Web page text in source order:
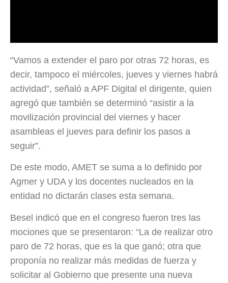
“Vamos a extender el paro por otras 72 horas, es
decir, tampoco el miércoles, jueves y viernes habrá
actividad”, señaló a APF Digital el dirigente, quien
agregó que también se determinó “asistir a la
movilización provincial del viernes y hacer
asambleas el jueves para definir los pasos a
seguir”.
De este modo, AMET se suma a lo definido por
Agmer y UDA y los docentes nucleados en la
entidad no dictarán clases esta semana.
Besel indicó que en el congreso fueron tres las
mociones que se presentaron: “La de realizar otro
paro de 72 horas, que es la que ganó; otra que
proponía no realizar más medidas de fuerza y
solicitar al Gobierno que presente una nueva